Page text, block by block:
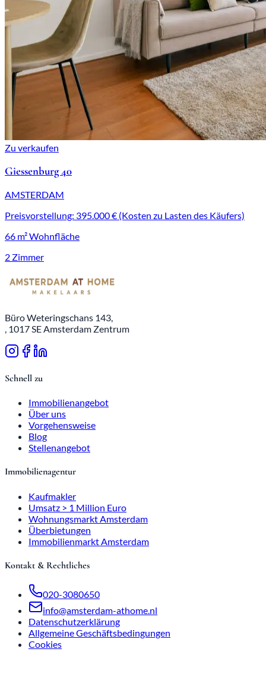
Zu verkaufen
Giessenburg 40
AMSTERDAM
Preisvorstellung: 395.000 € (Kosten zu Lasten des Käufers)
66 m² Wohnfläche
2 Zimmer
Büro Weteringschans 143,
, 1017 SE Amsterdam Zentrum
Schnell zu
Immobilienangebot
Über uns
Vorgehensweise
Blog
Stellenangebot
Immobilienagentur
Kaufmakler
Umsatz > 1 Million Euro
Wohnungsmarkt Amsterdam
Überbietungen
Immobilienmarkt Amsterdam
Kontakt & Rechtliches
020-3080650
info@amsterdam-athome.nl
Datenschutzerklärung
Allgemeine Geschäftsbedingungen
Cookies